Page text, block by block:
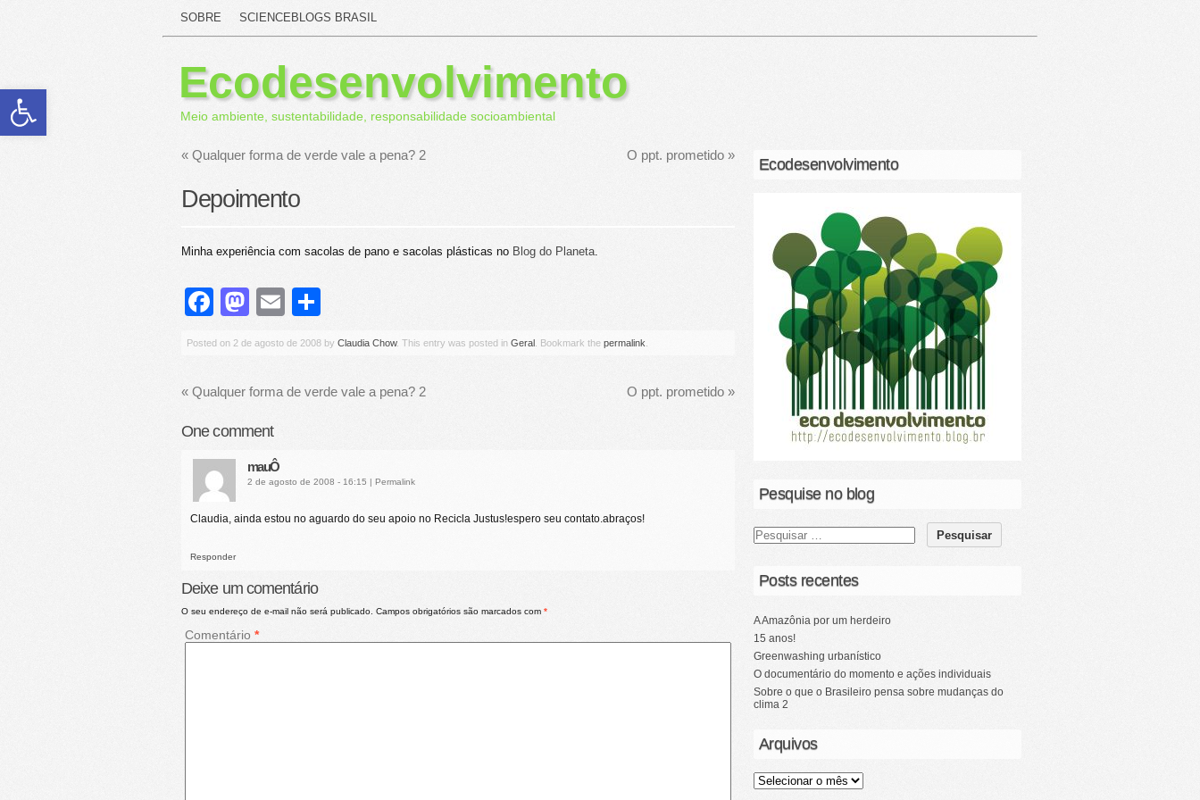
Abrir a barra de ferramentas
SOBRE SCIENCEBLOGS BRASIL
Ecodesenvolvimento
Meio ambiente, sustentabilidade, responsabilidade socioambiental
« Qualquer forma de verde vale a pena? 2 O ppt. prometido »
Depoimento
Minha experiência com sacolas de pano e sacolas plásticas no Blog do Planeta
Facebook
Mastodon
Email
Posted on 2 de agosto de 2008 by Claudia Chow. This entry was posted in Geral . Bookmark the permalink
« Qualquer forma de verde vale a pena? 2 O ppt. prometido »
Onecomment
mauÔ
2 de agosto de 2008 - 16:15 | Permalink
Claudia, ainda estou no aguardo do seu apoio no Recicla Justus!espero seu contato.abraços!
Responder
Deixe um comentário
O seu endereço de e-mail não será publicado. Campos obrigatórios são marcados com *
Comentário *
Ecodesenvolvimento
Pesquise no blog
Posts recentes
A Amazônia por um herdeiro
15 anos!
Greenwashing urbanístico
O documentário do momento e ações individuais
Sobre o que o Brasileiro pensa sobre mudanças do
clima 2
Arquivos